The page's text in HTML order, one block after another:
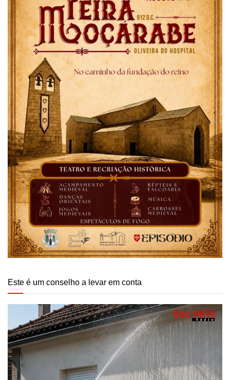
Este é um conselho a levar em conta